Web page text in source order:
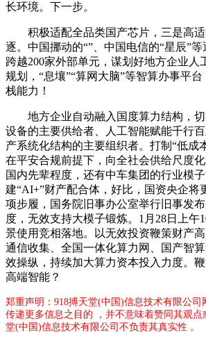
长环境。下一步。
积极适配全品类国产芯片，三是高适
逐。中国挪动的“”、中国电信的“星辰”
跨越200家外部单元，谋划好地方企业人
规划，“息壤”“算网大脑”等智算办事平
栈能力！
地方企业自动融入国度算力结构，切
设备的主要供给者、人工智能赋能千行
产系统化结构的主要组织者。打制“低成
在平安合规前提下，向全社会供给尺度
国内先辈程度，还有中车集团的行业模子
建“AI+”财产配合体，好比，国资央企将
项步履，国务院旧事办公室举行旧事发
度，无效支持大模子锻炼。1月28日上午
景使用竞相落地。以无效投资鞭策财产
通信收集、全国一体化算力网、国产智
效操纵，持续加大算力资本投入力度。
高端智能？
郑重声明：918搏天堂(中国)信息技术有限公
传递更多信息之目的 ，并不意味着赞同其观点
堂(中国)信息技术有限公司不负责其真实性 。